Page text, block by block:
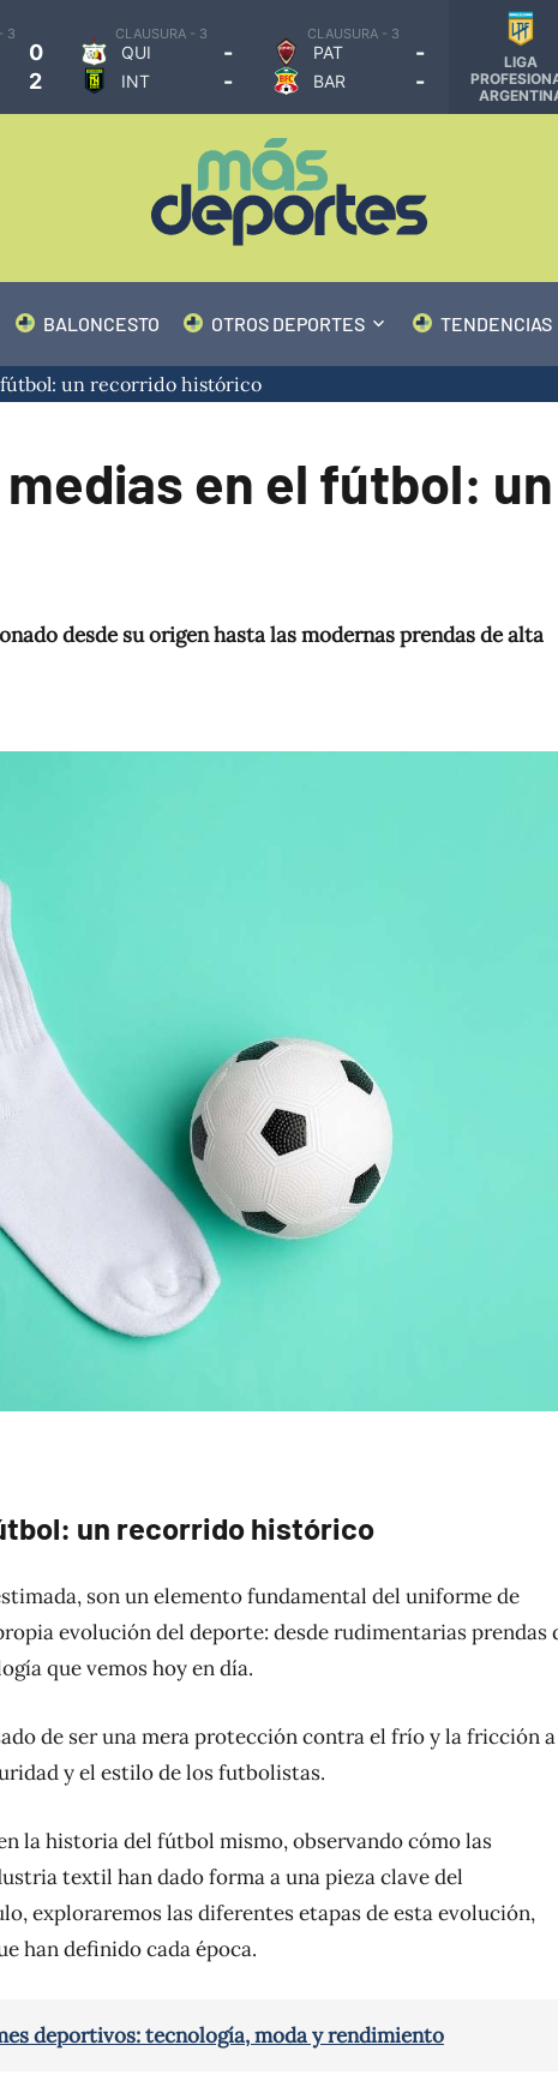
3
0
2
CLAUSURA - 3
QUI -
INT -
CLAUSURA - 3
PAT -
BAR -
LIGA
BALONCESTO OTROS DEPORTES TENDENCIAS
fútbol: un recorrido histórico
en el fútbol: un
desde su origen hasta las modernas prendas de alta
un recorrido histórico
son un elemento fundamental del uniforme de
evolución del deporte: desde rudimentarias prendas
que vemos hoy en día.
de ser una mera protección contra el frío y la fricción
y el estilo de los futbolistas.
la historia del fútbol mismo, observando cómo las
textil han dado forma a una pieza clave del
exploraremos las diferentes etapas de esta evolución,
han definido cada época.
deportivos: tecnología, moda y rendimiento